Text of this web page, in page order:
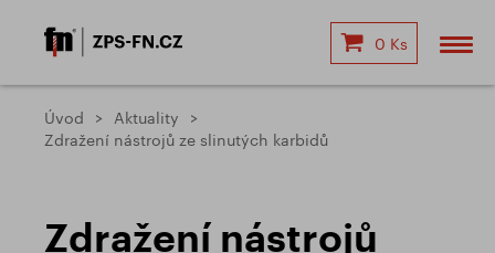
0 Ks
Úvod
Aktuality
Zdražení nástrojů ze slinutých karbidů
Zdražení nástrojů